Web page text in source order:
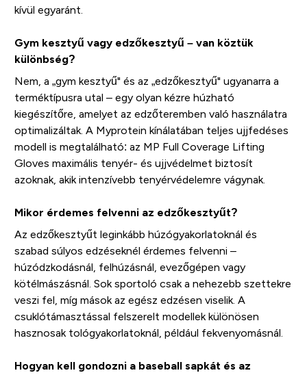
kívül egyaránt.
Gym kesztyű vagy edzőkesztyű – van köztük
különbség?
Nem, a „gym kesztyű" és az „edzőkesztyű" ugyanarra a
terméktípusra utal – egy olyan kézre húzható
kiegészítőre, amelyet az edzőteremben való használatra
optimalizáltak. A Myprotein kínálatában teljes ujjfedéses
modell is megtalálható: az MP Full Coverage Lifting
Gloves maximális tenyér- és ujjvédelmet biztosít
azoknak, akik intenzívebb tenyérvédelemre vágynak.
Mikor érdemes felvenni az edzőkesztyűt?
Az edzőkesztyűt leginkább húzógyakorlatoknál és
szabad súlyos edzéseknél érdemes felvenni –
húzódzkodásnál, felhúzásnál, evezőgépen vagy
kötélmászásnál. Sok sportoló csak a nehezebb szettekre
veszi fel, míg mások az egész edzésen viselik. A
csuklótámasztással felszerelt modellek különösen
hasznosak tológyakorlatoknál, például fekvenyomásnál.
Hogyan kell gondozni a baseball sapkát és az